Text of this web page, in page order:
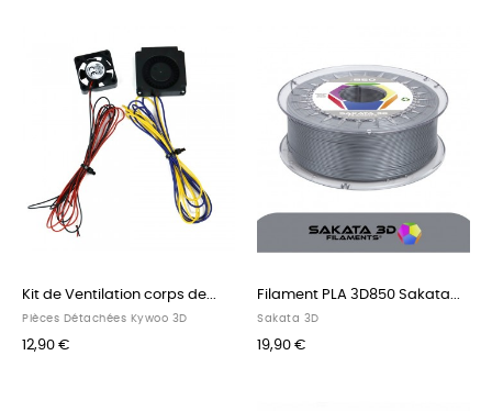
Kit de Ventilation corps de...
Pièces Détachées Kywoo 3D
12,90 €
Filament PLA 3D850 Sakata...
Sakata 3D
19,90 €